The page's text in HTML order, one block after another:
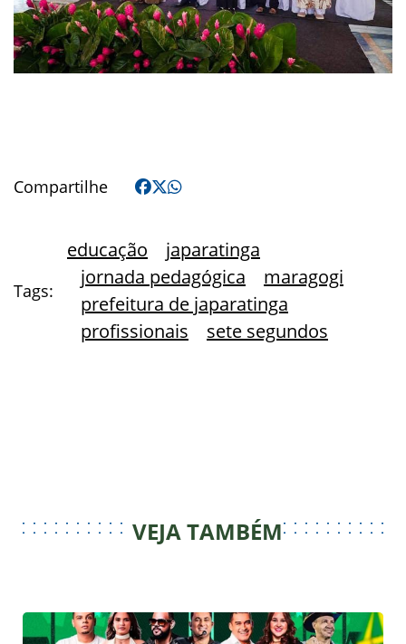
Compartilhe
Tags:
educação
japaratinga
jornada pedagógica
maragogi
prefeitura de japaratinga
profissionais
sete segundos
VEJA TAMBÉM